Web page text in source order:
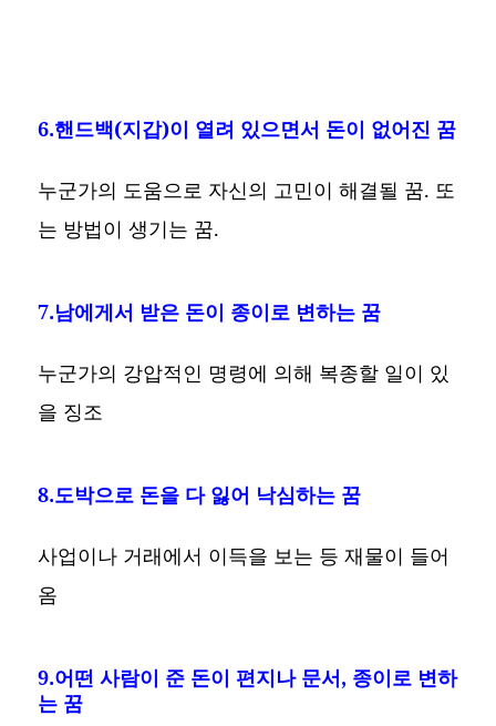
6.핸드백(지갑)이 열려 있으면서 돈이 없어진 꿈
누군가의 도움으로 자신의 고민이 해결될 꿈. 또
는 방법이 생기는 꿈.
7.남에게서 받은 돈이 종이로 변하는 꿈
누군가의 강압적인 명령에 의해 복종할 일이 있
을 징조
8.도박으로 돈을 다 잃어 낙심하는 꿈
사업이나 거래에서 이득을 보는 등 재물이 들어
옴
9.어떤 사람이 준 돈이 편지나 문서, 종이로 변하
는 꿈